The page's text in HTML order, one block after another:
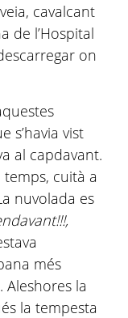
cavalcant
de l’Hospital
on
s’havia vist
al capdavant.
cuità a
nuvolada es
més
la
la tempesta